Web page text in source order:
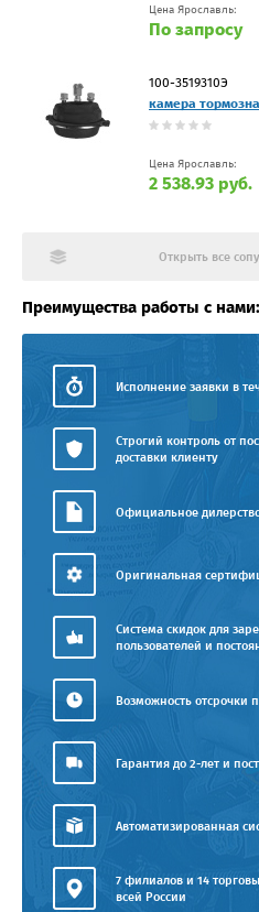
Цена Ярославль:
По запросу
100-3519310Э
камера
Цена Ярославль:
2 538.93 руб.
Открыть все
Преимущества работы с нами:
Исполнение заявки в
Строгий контроль от
доставки клиенту
Официальное
Оригинальная
Система скидок для
пользователей и
Возможность отсрочки
Гарантия до 2-лет и
Автоматизированная
7 филиалов и 14
всей России